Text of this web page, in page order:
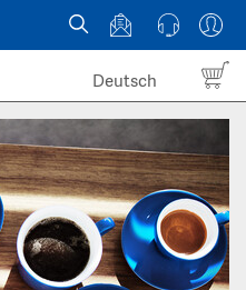
Deutsch